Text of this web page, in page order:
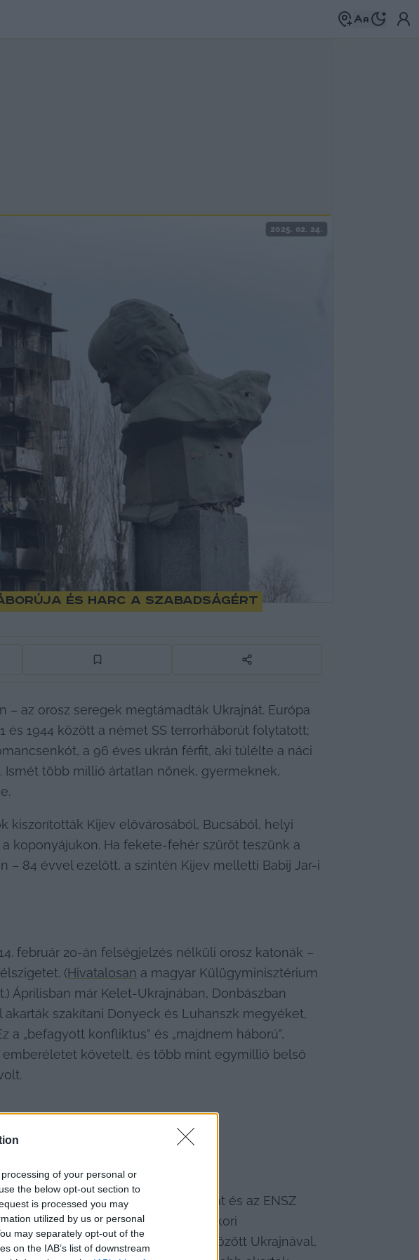
of your personal or
the below opt-out section to
is processed you may
utilized by us or personal
may separately opt-out of the
on the IAB’s list of downstream
2025. 02. 24.
és harc a szabadságért
– az orosz seregek megtámadták Ukrajnát. Európa
1944 között a német SS terrorháborút folytatott;
a 96 éves ukrán férfit, aki túlélte a náci
Ismét több millió ártatlan nőnek, gyermeknek,
kiszorították Kijev elővárosából, Bucsából, helyi
koponyájukon. Ha fekete-fehér szűrőt teszünk a
– 84 évvel ezelőtt, a szintén Kijev melletti Babij Jar-i
február 20-án felségjelzés nélküli orosz katonák –
(Hivatalosan a magyar Külügyminisztérium
Áprilisban már Kelet-Ukrajnában, Donbászban
szakítani Donyeck és Luhanszk megyéket,
„befagyott konfliktus” és „majdnem háború”,
emberéletet követelt, és több mint egymillió belső
elvehetik Szerbiától – a Nyugat és az ENSZ
Miután hazánk és más egykori
partnerséget alakított ki többek között Ukrajnával,